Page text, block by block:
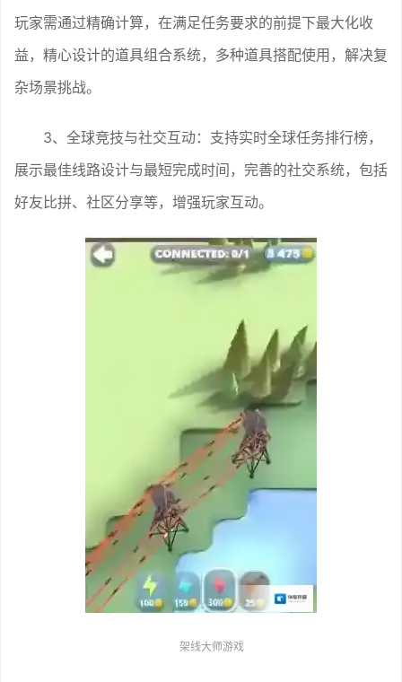
玩家需通过精确计算，在满足任务要求的前提下最大化收
益，精心设计的道具组合系统，多种道具搭配使用，解决复
杂场景挑战。
3、全球竞技与社交互动：支持实时全球任务排行榜，
展示最佳线路设计与最短完成时间，完善的社交系统，包括
好友比拼、社区分享等，增强玩家互动。
架线大师游戏